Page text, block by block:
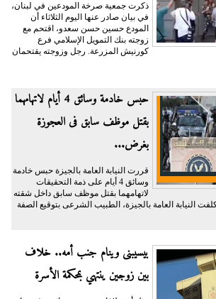
ذكرت جمعية صرخة المودعين في لبنان،
في بيان صادر عنها اليوم الثلاثاء أن
المودع حسين حسن سعدو، اقتحم مع
زوجته بنك التمويل الإسلامي فرع
كورنيش المزرعة. رجل وزوجته يقتحمان
حبس خادمة وسائق 4 أيام لاتهامهما
بقتل موظف سابق فى العجوزة
بغرض...
قررت النيابة العامة بالجيزة حبس خادمة
وسائق 4 أيام على ذمة التحقيقات
لاتهامهما بقتل موظف سابق داخل شقته
النيابة العامة بالجيزة، الطبيب الشرعى بتوقيع الصفة
بيسيبنى وينام جنب أمه.. خلاف
بين زوجين ينتهي بمحكمة الأسرة